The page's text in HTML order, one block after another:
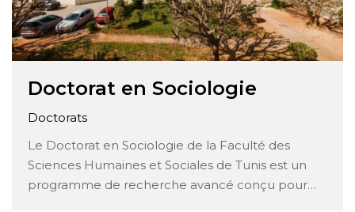
Doctorat en Sociologie
Doctorats
Le Doctorat en Sociologie de la Faculté des
Sciences Humaines et Sociales de Tunis est un
programme de recherche avancé conçu pour